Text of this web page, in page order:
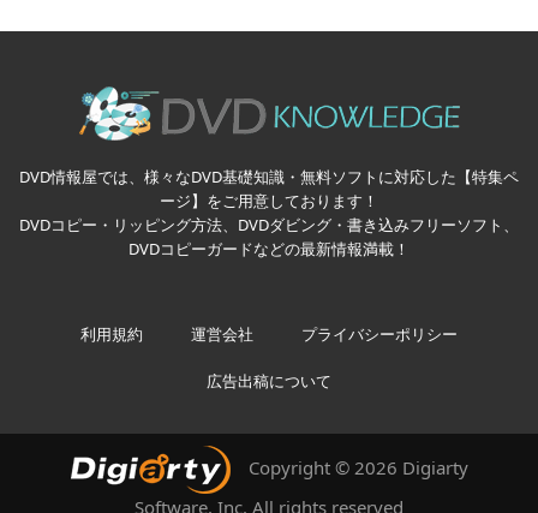
DVD情報屋では、様々なDVD基礎知識・無料ソフトに対応した【特集ペ
ージ】をご用意しております！
DVDコピー・リッピング方法、DVDダビング・書き込みフリーソフト、
DVDコピーガードなどの最新情報満載！
利用規約 運営会社 プライバシーポリシー
広告出稿について
Copyright © 2026 Digiarty
Software, Inc. All rights reserved